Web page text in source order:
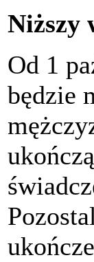
Niższy
Od 1
będzie